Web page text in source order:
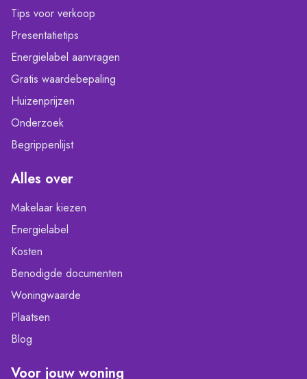
Tips voor verkoop
Presentatietips
Energielabel aanvragen
Gratis waardebepaling
Huizenprijzen
Onderzoek
Begrippenlijst
Alles over
Makelaar kiezen
Energielabel
Kosten
Benodigde documenten
Woningwaarde
Plaatsen
Blog
Voor jouw woning